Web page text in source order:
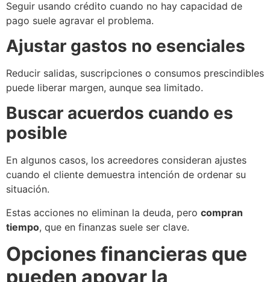
Seguir usando crédito cuando no hay capacidad de
pago suele agravar el problema.
Ajustar gastos no esenciales
Reducir salidas, suscripciones o consumos prescindibles
puede liberar margen, aunque sea limitado.
Buscar acuerdos cuando es
posible
En algunos casos, los acreedores consideran ajustes
cuando el cliente demuestra intención de ordenar su
situación.
Estas acciones no eliminan la deuda, pero compran
tiempo, que en finanzas suele ser clave.
Opciones financieras que
pueden apoyar la